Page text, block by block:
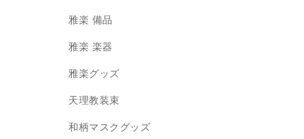
雅楽 備品
雅楽 楽器
雅楽グッズ
天理教装束
和柄マスクグッズ